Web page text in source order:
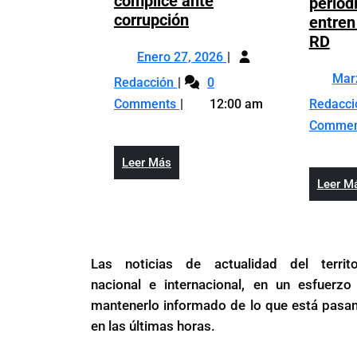
corrupciónMonseñor
SFM
advierte
que
ante
corrupción
Enero 27, 2026 Enero
Redacción Monseñor
de
el
silencio
cómplice
ante
0
Comments
12:00 am
Leer Más
Más
RD
no
de
de
RD
Leer
Las noticias de actualidad del
nacional e internacional, en un esfuerzo
mantenerlo informado de lo que está
en las últimas horas.